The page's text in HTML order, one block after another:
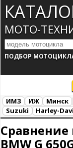
МОТО-
ПОДБОР
ИМЗ ИЖ Минск
Suzuki
Harley-
BMW G